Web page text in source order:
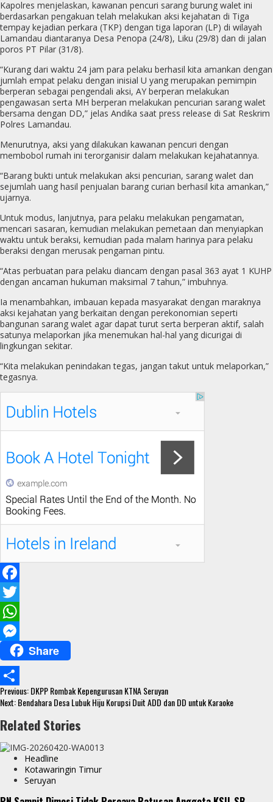
Kapolres menjelaskan, kawanan pencuri sarang burung walet ini
berdasarkan pengakuan telah melakukan aksi kejahatan di Tiga
tempay kejadian perkara (TKP) dengan tiga laporan (LP) di wilayah
Lamandau diantaranya Desa Penopa (24/8), Liku (29/8) dan di jalan
poros PT Pilar (31/8).
“Kurang dari waktu 24 jam para pelaku berhasil kita amankan dengan
jumlah empat pelaku dengan inisial U yang merupakan pemimpin
berperan sebagai pengendali aksi, AY berperan melakukan
pengawasan serta MH berperan melakukan pencurian sarang walet
bersama dengan DD,” jelas Andika saat press release di Sat Reskrim
Polres Lamandau.
Menurutnya, aksi yang dilakukan kawanan pencuri dengan
membobol rumah ini terorganisir dalam melakukan kejahatannya.
“Barang bukti untuk melakukan aksi pencurian, sarang walet dan
sejumlah uang hasil penjualan barang curian berhasil kita amankan,”
ujarnya.
Untuk modus, lanjutnya, para pelaku melakukan pengamatan,
mencari sasaran, kemudian melakukan pemetaan dan menyiapkan
waktu untuk beraksi, kemudian pada malam harinya para pelaku
beraksi dengan merusak pengaman pintu.
“Atas perbuatan para pelaku diancam dengan pasal 363 ayat 1 KUHP
dengan ancaman hukuman maksimal 7 tahun,” imbuhnya.
Ia menambahkan, imbauan kepada masyarakat dengan maraknya
aksi kejahatan yang berkaitan dengan perekonomian seperti
bangunan sarang walet agar dapat turut serta berperan aktif, salah
satunya melaporkan jika menemukan hal-hal yang dicurigai di
lingkungan sekitar.
“Kita melakukan penindakan tegas, jangan takut untuk melaporkan,”
tegasnya.
F
a
c
b
o
o
k
T
w
t
t
e
r
W
a
t
s
A
p
e
s
s
e
n
Share
S
a
r
Continue
Reading
Previous:DKPP Rombak Kepengurusan KTNA Seruyan
Next:Bendahara Desa Lubuk Hiju Korupsi Duit ADD dan DD untuk Karaoke
Related Stories
Headline
Kotawaringin Timur
Seruyan